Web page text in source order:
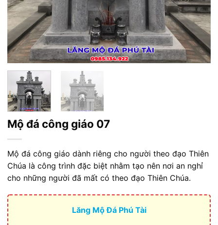
Mộ đá công giáo 07
Mộ đá công giáo dành riêng cho người theo đạo Thiên
Chúa là công trình đặc biệt nhằm tạo nên nơi an nghỉ
cho những người đã mất có theo đạo Thiên Chúa.
Lăng Mộ Đá Phú Tài